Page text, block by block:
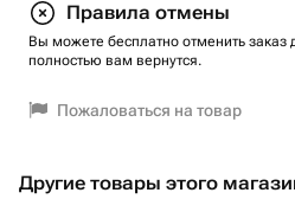
Правила отмены
Вы можете бесплатно отменить заказ
полностью вам вернутся.
Пожаловаться на товар
Другие товары этого